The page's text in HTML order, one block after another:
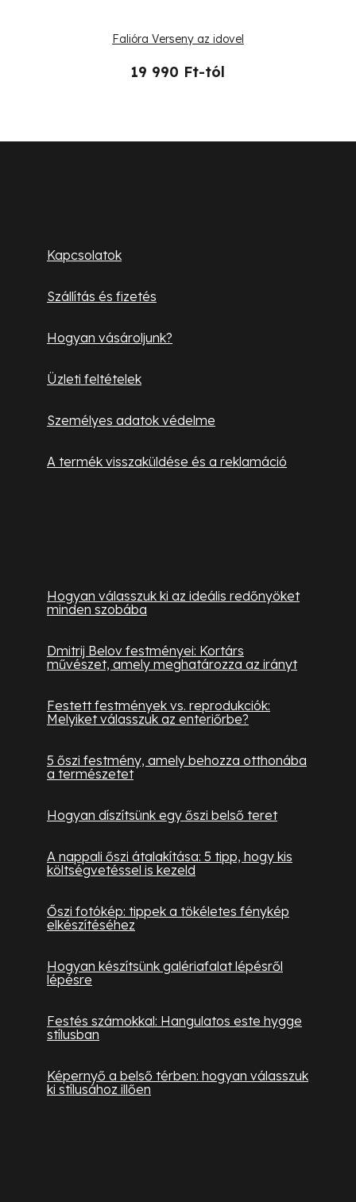
Falióra Verseny az idovel
19 990 Ft-tól
Kapcsolatok
Szállítás és fizetés
Hogyan vásároljunk?
Üzleti feltételek
Személyes adatok védelme
A termék visszaküldése és a reklamáció
Hogyan válasszuk ki az ideális redőnyöket
minden szobába
Dmitrij Belov festményei: Kortárs
művészet, amely meghatározza az irányt
Festett festmények vs. reprodukciók:
Melyiket válasszuk az enteriőrbe?
5 őszi festmény, amely behozza otthonába
a természetet
Hogyan díszítsünk egy őszi belső teret
A nappali őszi átalakítása: 5 tipp, hogy kis
költségvetéssel is kezeld
Őszi fotókép: tippek a tökéletes fénykép
elkészítéséhez
Hogyan készítsünk galériafalat lépésről
lépésre
Festés számokkal: Hangulatos este hygge
stílusban
Képernyő a belső térben: hogyan válasszuk
ki stílusához illően